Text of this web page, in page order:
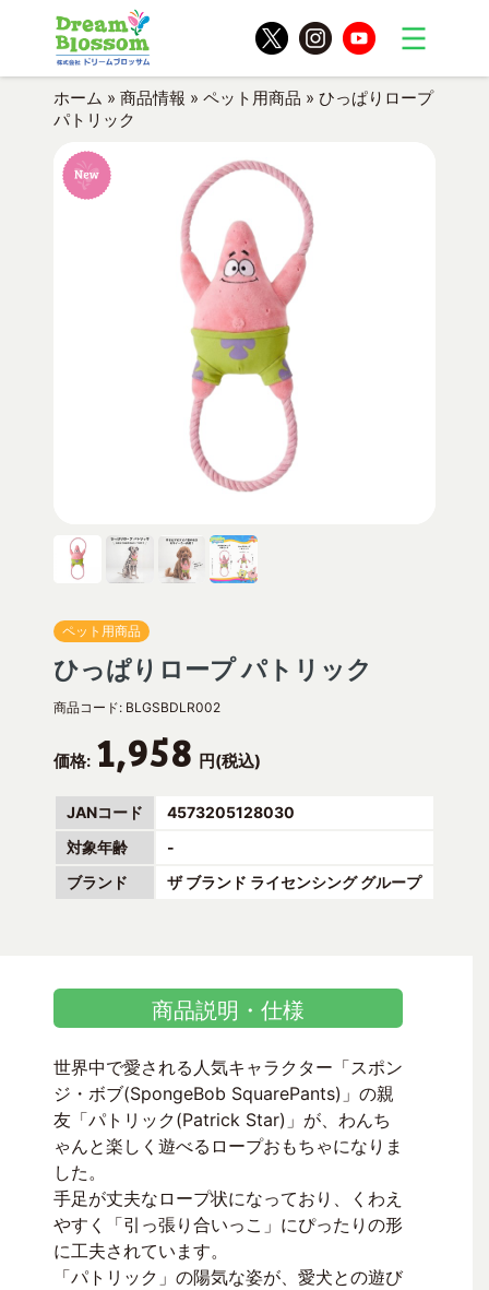
ホーム » 商品情報 » ペット用商品 » ひっぱりロープ
パトリック
ペット用商品
ひっぱりロープ パトリック
商品コード: BLGSBDLR002
価格: 1,958 円(税込)
JANコード
4573205128030
対象年齢
-
ブランド
ザ ブランド ライセンシング グループ
商品説明・仕様
世界中で愛される人気キャラクター「スポン
ジ・ボブ(SpongeBob SquarePants)」の親
友「パトリック(Patrick Star)」が、わんち
ゃんと楽しく遊べるロープおもちゃになりま
した。
手足が丈夫なロープ状になっており、くわえ
やすく「引っ張り合いっこ」にぴったりの形
に工夫されています。
「パトリック」の陽気な姿が、愛犬との遊び